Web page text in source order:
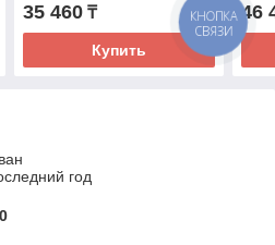
35 460₸
Купить
46
год
КНОПКА
СВЯЗИ